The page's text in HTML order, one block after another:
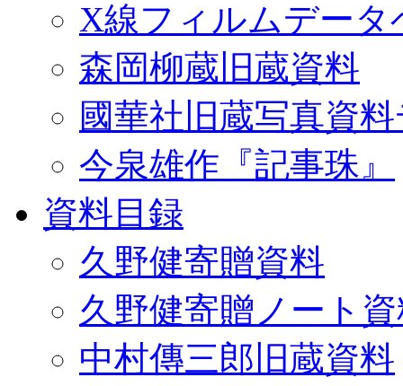
X線フィルムデータ
森岡柳蔵旧蔵資料
國華社旧蔵写真資
今泉雄作『記事珠』
資料目録
久野健寄贈資料
久野健寄贈ノート
中村傳三郎旧蔵資料